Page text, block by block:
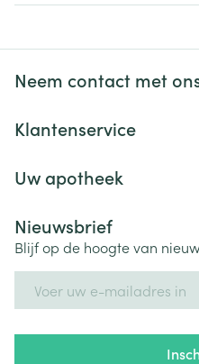
Neem contact met
Klantenservice
Uw apotheek
Nieuwsbrief
Blijf op de hoogte van